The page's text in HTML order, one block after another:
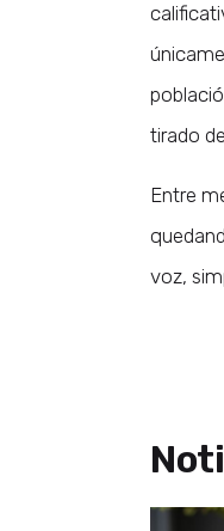
tirado
Entre
voz,